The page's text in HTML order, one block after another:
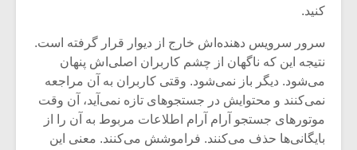
کنید.
سرور سرویس دهنده‌اش خارج از دیوار قرار گرفته است.
نتیجه این که ناگهان از چشم کاربران اصلی‌اش پنهان
می‌شود. دیگر باز نمی‎‌شود. وقتی کاربران به آن مراجعه
نمی‌کنند و محتوایش در جستجوهای تازه نمی‌آید، آن وقت
موتورهای جستجو آرام آرام اطلاعات مربوط به آن را از
بایگانی‌ها حذف می‌کنند. فراموشش می‌کنند. معنی این